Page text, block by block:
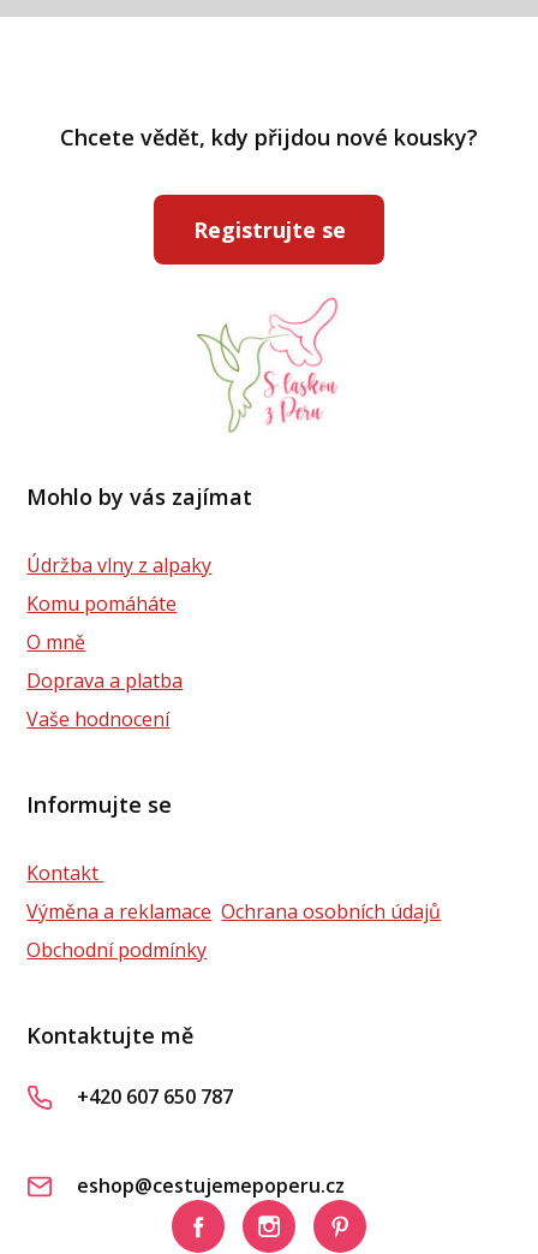
Chcete vědět, kdy přijdou nové kousky?
Registrujte se
Mohlo by vás zajímat
Údržba vlny z alpaky
Komu pomáháte
O mně
Doprava a platba
Vaše hodnocení
Informujte se
Kontakt
Výměna a reklamace Ochrana osobních údajů
Obchodní podmínky
Kontaktujte mě
+420 607 650 787
eshop@cestujemepoperu.cz